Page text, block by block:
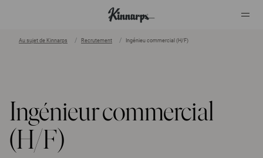
Au sujet de Kinnarps Recrutement Ingénieu commercial (H/F)
Ingénieur commercial
(H/F)